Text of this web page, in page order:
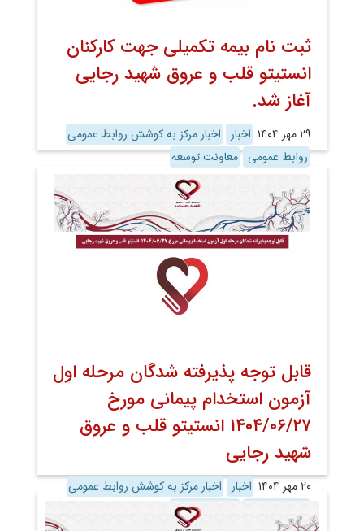
ثبت نام بیمه تکمیلی جهت کارکنان
انستیتو قلب و عروق شهید رجایی
آغاز شد.
۲۹ مهر ۱۴۰۴ اخبار
اخبار مرکز به کوشش روابط عمومی
روابط عمومی معاونت توسعه
قابل توجه پذیرفته شدگان مرحله اول
آزمون استخدام پیمانی مورخ
۱۴۰۴/۰۶/۲۷ انستیتو قلب و عروق
شهید رجایی
۲۰ مهر ۱۴۰۴ اخبار
اخبار مرکز به کوشش روابط عمومی
معاونت توسعه